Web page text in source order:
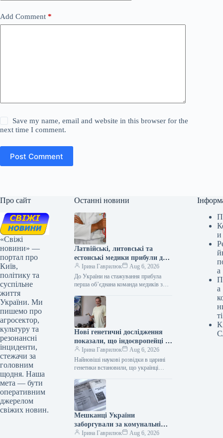
Add Comment *
Save my name, email and website in this browser for the
next time I comment.
Post Comment
Про сайт
«Свіжі
новини» —
портал про
Київ,
політику та
суспільне
життя
України. Ми
пишемо про
агросектор,
культуру та
резонансні
інциденти,
стежачи за
головним
щодня. Наша
мета — бути
оперативним
джерелом
свіжих новин.
Останні новини
Латвійські, литовські та
естонські медики прибули до
України на стажування
Ірина Гаврилюк
Aug 6, 2026
До України на стажування прибула
перша об’єднана команда медиків з
Укрінформ Перша спільна місія
лікарів із…
Нові генетичні дослідження
показали, що індоєвропейці є
предками українців – зазначає
науковець
Ірина Гаврилюк
Aug 6, 2026
Найновіші наукові розвідки в царині
генетики встановили, що українці
індоєвропейців – експертна думка
06.08.2026 09:49 Укрінформ…
Мешканці України
заборгували за комунальні
послуги понад 113 мільярдів
Ірина Гаврилюк Aug 6, 2026
и
а
а
ті